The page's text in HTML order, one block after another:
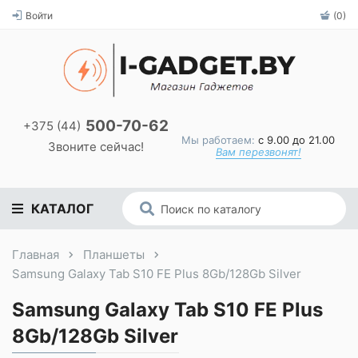
Войти (0)
+375 (44) 500-70-62
Звоните сейчас! Мы работаем: с 9.00 до 21.00
Вам перезвонят!
КАТАЛОГ
Главная
Планшеты
Samsung Galaxy Tab S10 FE Plus 8Gb/128Gb Silver
Samsung Galaxy Tab S10 FE Plus
8Gb/128Gb Silver